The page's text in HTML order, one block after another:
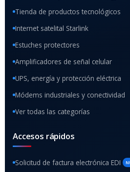
Tienda de productos tecnológicos
Internet satelital Starlink
Estuches protectores
Amplificadores de señal celular
UPS, energía y protección eléctrica
Módems industriales y conectividad
Ver todas las categorías
Accesos rápidos
Solicitud de factura electrónica EDI